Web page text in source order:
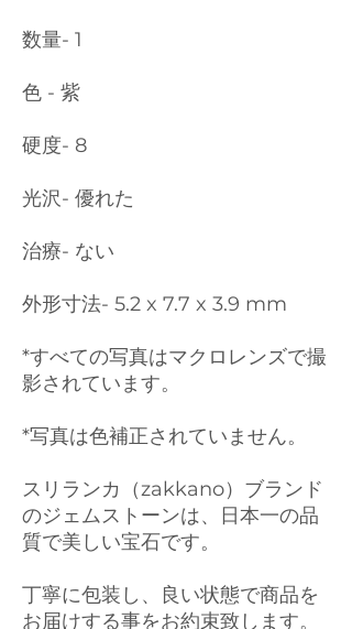
数量- 1
色 - 紫
硬度- 8
光沢- 優れた
治療- ない
外形寸法- 5.2 x 7.7 x 3.9 mm
*すべての写真はマクロレンズで撮
影されています。
*写真は色補正されていません。
スリランカ（zakkano）ブランド
のジェムストーンは、日本一の品
質で美しい宝石です。
丁寧に包装し、良い状態で商品を
お届けする事をお約束致します。